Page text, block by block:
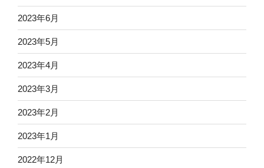
2023年6月
2023年5月
2023年4月
2023年3月
2023年2月
2023年1月
2022年12月